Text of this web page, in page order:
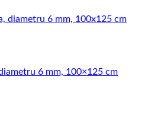
6 mm, 100×125 cm